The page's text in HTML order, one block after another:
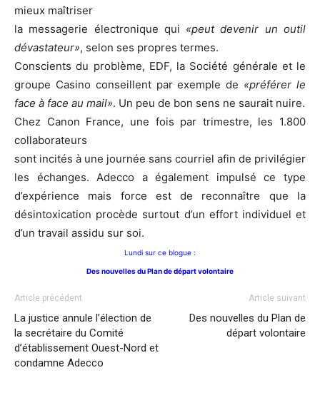
mieux maîtriser
la messagerie électronique qui «peut devenir un outil
dévastateur», selon ses propres termes.
Conscients du problème, EDF, la Société générale et le
groupe Casino conseillent par exemple de «préférer le
face à face au mail». Un peu de bon sens ne saurait nuire.
Chez Canon France, une fois par trimestre, les 1.800
collaborateurs
sont incités à une journée sans courriel afin de privilégier
les échanges. Adecco a également impulsé ce type
d’expérience mais force est de reconnaître que la
désintoxication procède surtout d’un effort individuel et
d’un travail assidu sur soi.
Lundi sur ce blogue :
Des nouvelles du Plan de départ volontaire
Article précédent
La justice annule l’élection de
la secrétaire du Comité
d’établissement Ouest-Nord et
condamne Adecco
Article suivant
Des nouvelles du Plan de
départ volontaire